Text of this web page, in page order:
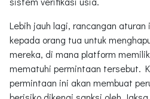
Lebih jauh lagi, rancangan aturan
kepada orang tua untuk
mereka, di mana platform
mematuhi permintaan tersebut.
permintaan ini akan membuat